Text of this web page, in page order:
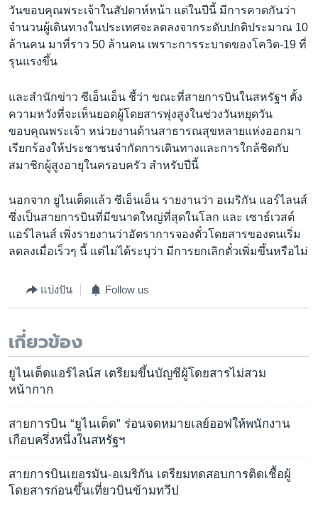
วันขอบคุณพระเจ้าในสัปดาห์หน้า แต่ในปีนี้ มีการคาดกันว่า
จำนวนผู้เดินทางในประเทศจะลดลงจากระดับปกติประมาณ 10
ล้านคน มาที่ราว 50 ล้านคน เพราะการระบาดของโควิด-19 ที่
รุนแรงขึ้น
และสำนักข่าว ซีเอ็นเอ็น ชี้ว่า ขณะที่สายการบินในสหรัฐฯ ตั้ง
ความหวังที่จะเห็นยอดผู้โดยสารพุ่งสูงในช่วงวันหยุดวัน
ขอบคุณพระเจ้า หน่วยงานด้านสาธารณสุขหลายแห่งออกมา
เรียกร้องให้ประชาชนจำกัดการเดินทางและการใกล้ชิดกับ
สมาชิกผู้สูงอายุในครอบครัว สำหรับปีนี้
นอกจาก ยูไนเต็ดแล้ว ซีเอ็นเอ็น รายงานว่า อเมริกัน แอร์ไลนส์
ซึ่งเป็นสายการบินที่มีขนาดใหญ่ที่สุดในโลก และ เซาธ์เวสต์
แอร์ไลนส์ เพิ่งรายงานว่าอัตราการจองตั๋วโดยสารของตนเริ่ม
ลดลงเมื่อเร็วๆ นี้ แต่ไม่ได้ระบุว่า มีการยกเลิกตั๋วเพิ่มขึ้นหรือไม่
แบ่งปัน Follow us
เกี่ยวข้อง
ยูไนเต็ดแอร์ไลน์ส เตรียมขึ้นบัญชีผู้โดยสารไม่สวม
หน้ากาก
สายการบิน “ยูไนเต็ด” ร่อนจดหมายเลย์ออฟให้พนักงาน
เกือบครึ่งหนึ่งในสหรัฐฯ
สายการบินเยอรมัน-อเมริกัน เตรียมทดสอบการติดเชื้อผู้
โดยสารก่อนขึ้นเที่ยวบินข้ามทวีป